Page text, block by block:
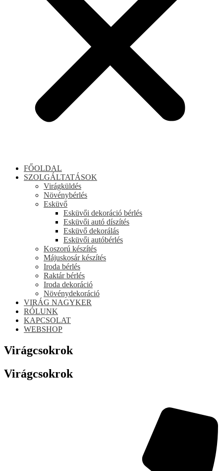
FŐOLDAL
SZOLGÁLTATÁSOK
Virágküldés
Növénybérlés
Esküvő
Esküvői dekoráció bérlés
Esküvői autó díszítés
Esküvő dekorálás
Esküvői autóbérlés
Koszorú készítés
Májuskosár készítés
Iroda bérlés
Raktár bérlés
Iroda dekoráció
Növénydekoráció
VIRÁG NAGYKER
RÓLUNK
KAPCSOLAT
WEBSHOP
Virágcsokrok
Virágcsokrok